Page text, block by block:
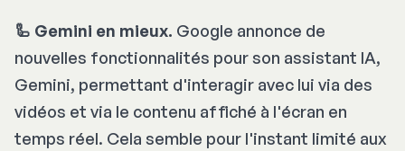
🦾 Gemini en mieux. Google annonce de
nouvelles fonctionnalités pour son assistant IA,
Gemini, permettant d'interagir avec lui via des
vidéos et via le contenu affiché à l'écran en
temps réel. Cela semble pour l'instant limité aux